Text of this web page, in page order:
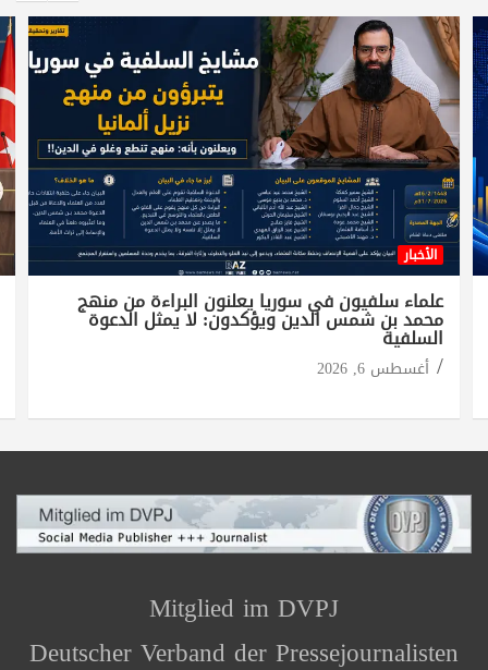
الأخبار
علماء سلفيون في سوريا يعلنون البراءة من منهج
محمد بن شمس الدين ويؤكدون: لا يمثل الدعوة
السلفية
أغسطس 6, 2026
Mitglied im DVPJ
Deutscher Verband der Pressejournalisten